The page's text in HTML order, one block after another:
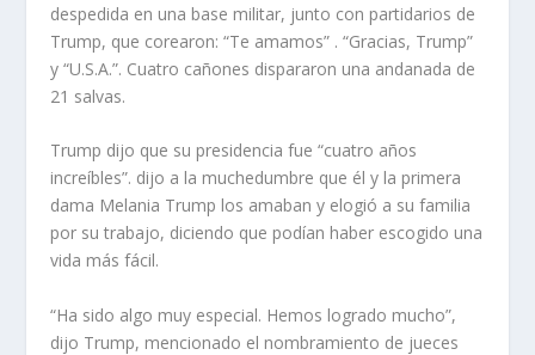
despedida en una base militar, junto con partidarios de
Trump, que corearon: “Te amamos” . “Gracias, Trump”
y “U.S.A.”. Cuatro cañones dispararon una andanada de
21 salvas.
Trump dijo que su presidencia fue “cuatro años
increíbles”. dijo a la muchedumbre que él y la primera
dama Melania Trump los amaban y elogió a su familia
por su trabajo, diciendo que podían haber escogido una
vida más fácil.
“Ha sido algo muy especial. Hemos logrado mucho”,
dijo Trump, mencionado el nombramiento de jueces